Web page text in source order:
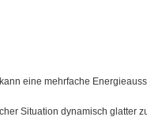
eine mehrfache
Situation dynamisch glatter